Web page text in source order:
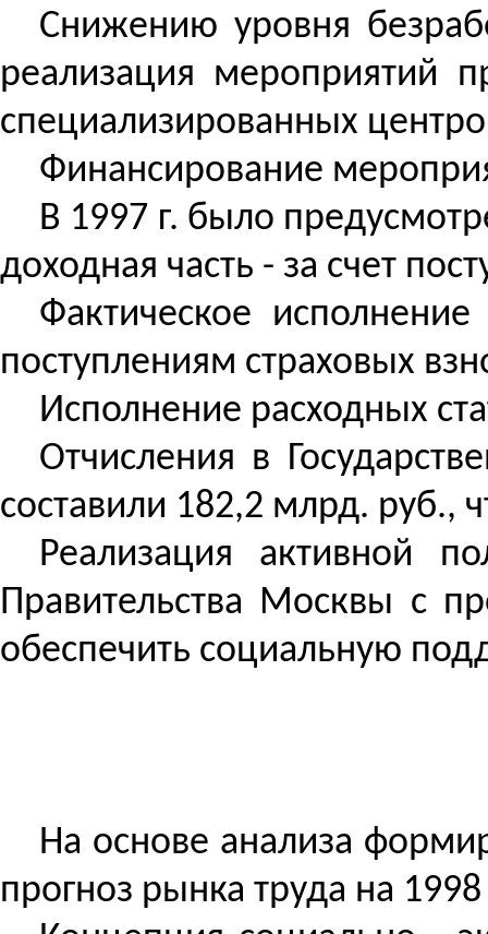
Снижению уровня
реализация мероприятий
специализированных
Финансирование
В 1997 г. было
доходная часть - за счет
Фактическое
поступлениям страховых
Исполнение расходных
Отчисления в
составили 182,2 млрд. руб.,
Реализация активной
Правительства Москвы с
обеспечить социальную
На основе анализа
прогноз рынка труда на